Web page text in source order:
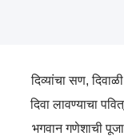
दिव्यांचा सण,
दिवा लावण्याचा
भगवान गणेशाची